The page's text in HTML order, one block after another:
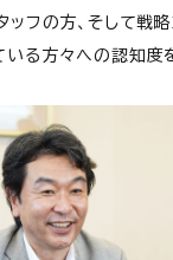
ッフの方、そして戦
る方々への認知度